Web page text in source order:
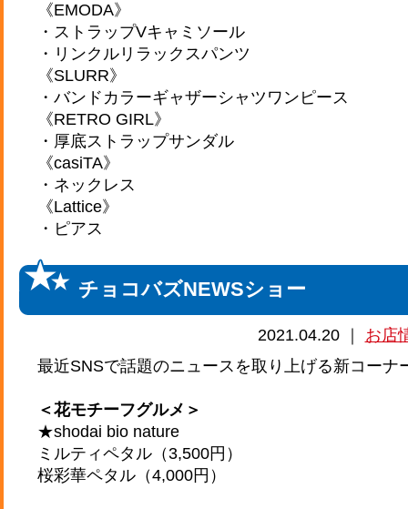
《EMODA》
・ストラップVキャミソール
・リンクルリラックスパンツ
《SLURR》
・バンドカラーギャザーシャツワンピース
《RETRO GIRL》
・厚底ストラップサンダル
《casiTA》
・ネックレス
《Lattice》
・ピアス
チョコバズNEWSショー
2021.04.20 ｜ お店
最近SNSで話題のニュースを取り上げる新コーナ
＜花モチーフグルメ＞
★shodai bio nature
ミルティペタル（3,500円）
桜彩華ペタル（4,000円）